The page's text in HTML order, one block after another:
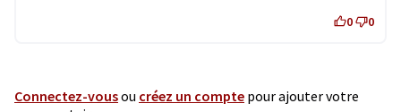
0 0
Connectez-vousou créez un compte pour ajouter votre